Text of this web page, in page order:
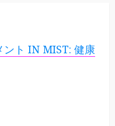
ント IN MIST: 健康